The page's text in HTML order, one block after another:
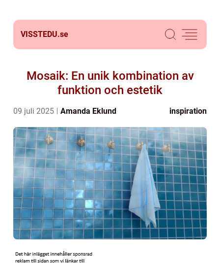
VISSTEDU.se
Mosaik: En unik kombination av
funktion och estetik
09 juli 2025 Amanda Eklund inspiration